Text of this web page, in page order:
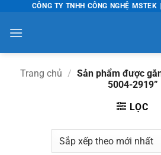
nội
dung
CÔNG TY TNHH CÔNG NGHỆ
Trang chủ / Sản phẩm được
5004-2919”
LỌC